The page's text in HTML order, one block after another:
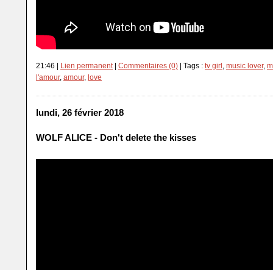
21:46 | Lien permanent| Commentaires (0) | Tags : tv girl, music lover,
l'amour, amour, love
lundi, 26 février 2018
WOLF ALICE - Don't delete the kisses